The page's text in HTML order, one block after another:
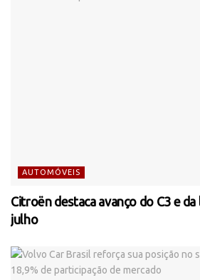
AUTOMÓVEIS
Citroën destaca avanço do C3 e
julho